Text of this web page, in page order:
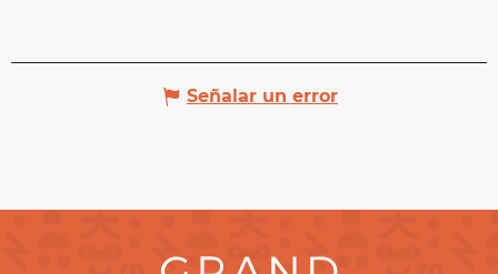
Señalar un error